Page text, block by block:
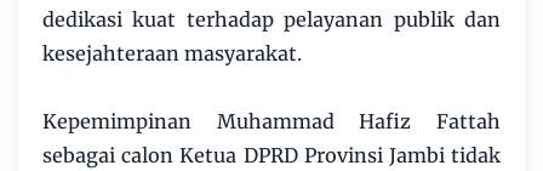
dedikasi kuat terhadap pelayanan publik dan
kesejahteraan masyarakat.
Kepemimpinan Muhammad Hafiz Fattah
sebagai calon Ketua DPRD Provinsi Jambi tidak